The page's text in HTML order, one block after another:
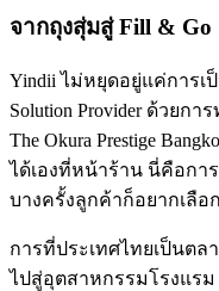
จากถุงสุ่มสู่ Fill & Go
Yindii ไม่หยุดอยู่แค่การเ
Solution Provider ด้วยก
The Okura Prestige
ได้เองที่หน้าร้าน นี่คือกา
บางครั้งลูกค้าก็อยากเลือ
การที่ประเทศไทยเป็นต
ไปสู่อุตสาหกรรมโรงแร